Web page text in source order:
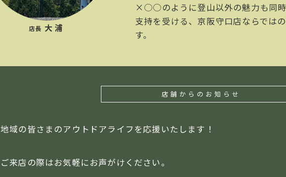
店長 大浦
×○○のように登山以外の魅力も同
支持を受ける、京阪守口店ならでは
す。
店舗からのお知らせ
地域の皆さまのアウトドアライフを応援いたします！
ご来店の際はお気軽にお声がけください。